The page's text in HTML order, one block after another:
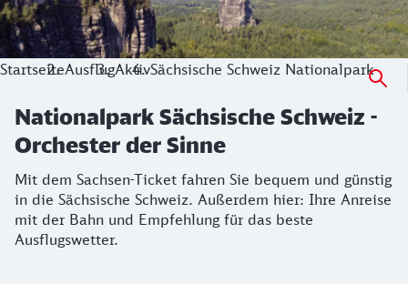
StartseiteAusflugAktivSächsische Schweiz Nationalpark
Nationalpark Sächsische Schweiz -
Orchester der Sinne
Mit dem Sachsen-Ticket fahren Sie bequem und günstig
in die Sächsische Schweiz. Außerdem hier: Ihre Anreise
mit der Bahn und Empfehlung für das beste
Ausflugswetter.